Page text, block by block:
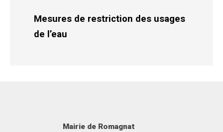
Mesures de restriction des usages
de l’eau
Mairie de Romagnat